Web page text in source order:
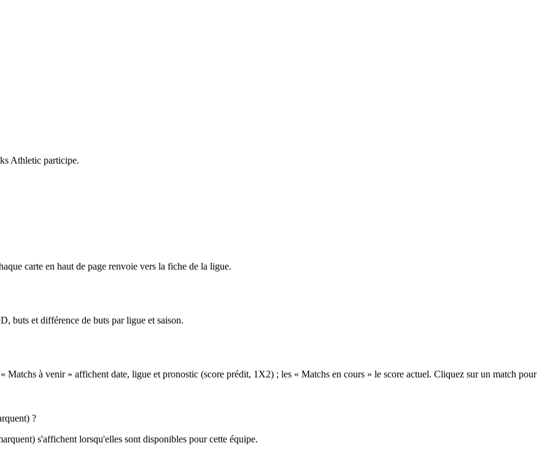
Athletic participe.
carte en haut de page renvoie vers la fiche de la ligue.
buts et différence de buts par ligue et saison.
Matchs à venir » affichent date, ligue et pronostic (score prédit, 1X2) ; les « Matchs en cours » le score actuel. Cliquez sur un match pour
?
s'affichent lorsqu'elles sont disponibles pour cette équipe.